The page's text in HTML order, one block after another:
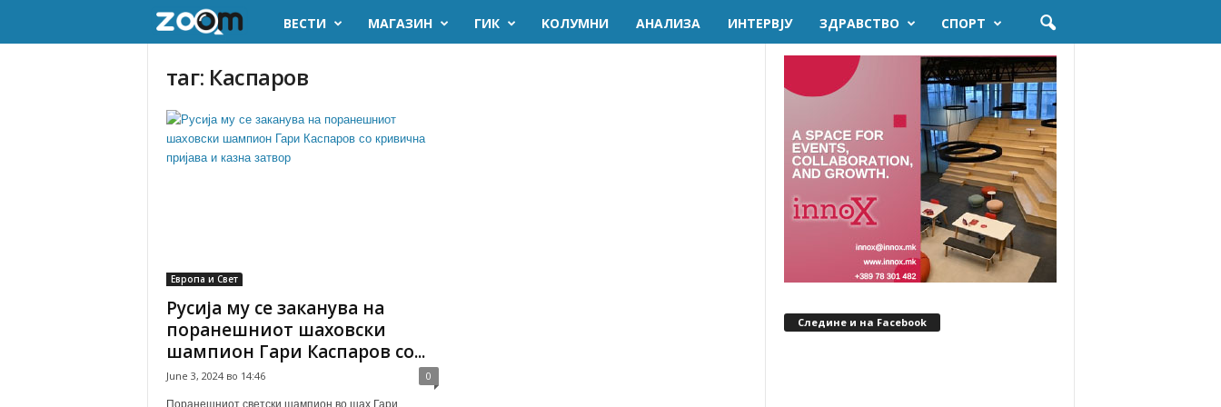
m
ВЕСТИ МАГАЗИН ГИК KОЛУМНИ AНАЛИЗА ИНТЕРВЈУ ЗДРАВСТВО СПОРТ
таг: Каспаров
Европа и Свет
Русија му се заканува на
поранешниот шаховски
шампион Гари Каспаров со...
June 3, 2024 во 14:46 0
Поранешниот светски шампион во шах Гари
Следине и на Facebook